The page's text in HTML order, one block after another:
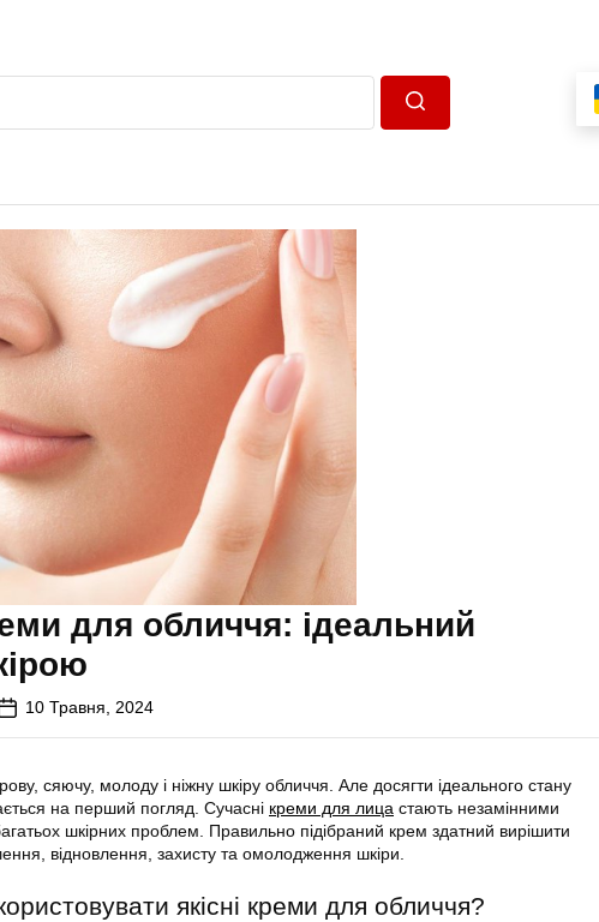
для обличчя: ідеальний
10 Травня, 2024
сяючу, молоду і ніжну шкіру обличчя. Але досягти ідеального стану
на перший погляд. Сучасні креми для лица стають незамінними
шкірних проблем. Правильно підібраний крем здатний вирішити
відновлення, захисту та омолодження шкіри.
якісні креми для обличчя?